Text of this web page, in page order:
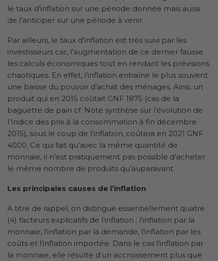
le taux d’inflation sur une période donnée mais aussi
de l’anticiper sur une période à venir.
Par ailleurs, le taux d’inflation est très suivi par les
investisseurs car, l’augmentation de ce dernier fausse
les calculs économiques tout en rendant les prévisions
chaotiques. En effet, l’inflation entraîne le plus souvent
une baisse du pouvoir d’achat des ménages. Ainsi, un
produit qui en 2015 coûtait GNF 1875 (cas de la
baguette de pain cf. Note synthèse sur l’évolution de
l’Indice des prix à la consommation à fin décembre
2015), sous le coup de l’inflation, coûtera en 2021 GNF
4000. Ce qui fait qu’avec la même quantité de
monnaie, il n’est pratiquement pas possible d’acheter
le même nombre de produits qu’auparavant.
Les principales causes de l’inflation
A titre de rappel, on distingue essentiellement quatre
(4) facteurs explicatifs de l’inflation : l’inflation par la
monnaie, l’inflation par la demande, l’inflation par les
coûts et l’inflation importée. Dans le cas l’inflation par
la monnaie, elle résulte d’un accroissement plus que